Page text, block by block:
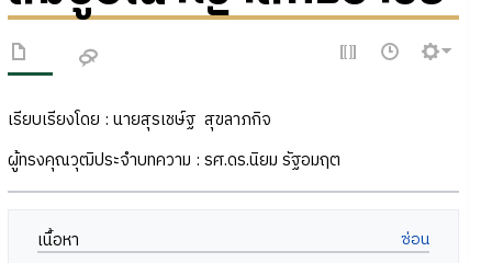
เรียบเรียงโดย : นายสุรเชษ์ฐ สุขลาภกิจ
ผู้ทรงคุณวุฒิประจำบทความ : รศ.ดร.นิยม รัฐอมฤต
เนื้อหา